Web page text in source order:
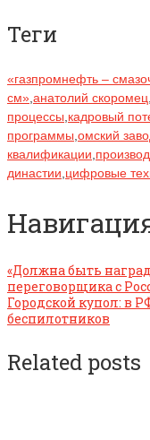
Теги
«газпромнефть –
см» анатолий скоромец
процессы кадровый
программы омский
квалификации
династии цифровые
«Должна быть
переговорщика с
Городской купол: в
беспилотников
Related posts